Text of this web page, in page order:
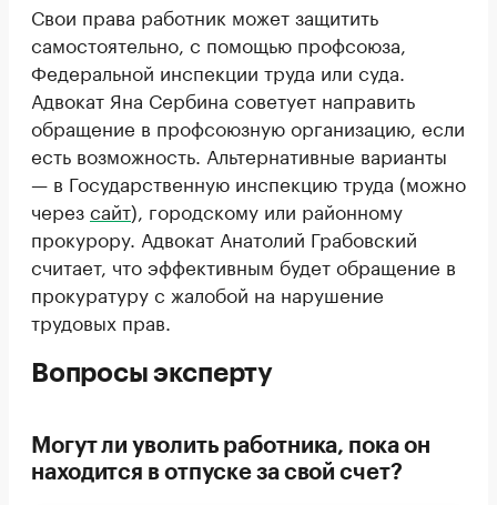
Свои права работник может защитить
самостоятельно, с помощью профсоюза,
Федеральной инспекции труда или суда.
Адвокат Яна Сербина советует направить
обращение в профсоюзную организацию, если
есть возможность. Альтернативные варианты
— в Государственную инспекцию труда (можно
черезсайт), городскому или районному
прокурору. Адвокат Анатолий Грабовский
считает, что эффективным будет обращение в
прокуратуру с жалобой на нарушение
трудовых прав.
Вопросы эксперту
Могут ли уволить работника, пока он
находится в отпуске за свой счет?